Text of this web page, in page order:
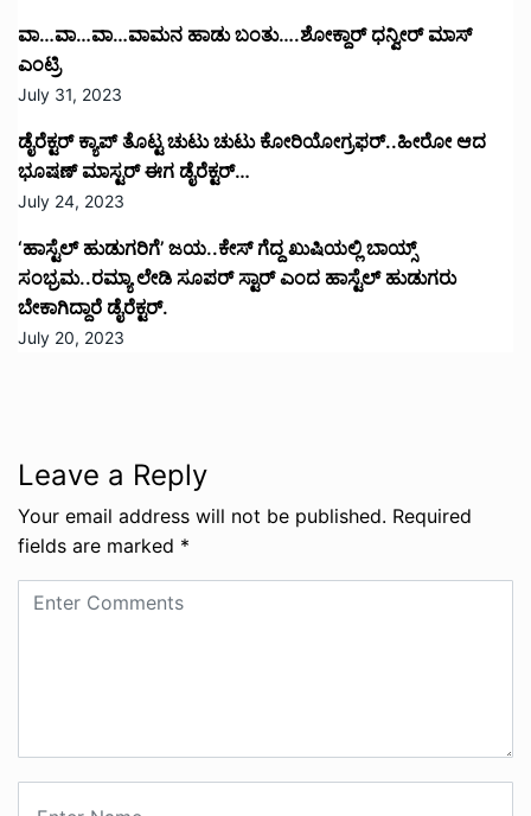
ವಾ…ವಾ…ವಾ…ವಾಮನ ಹಾಡು ಬಂತು….ಶೋಕ್ದಾರ್ ಧನ್ವೀರ್ ಮಾಸ್
ಎಂಟ್ರಿ
July 31, 2023
ಡೈರೆಕ್ಟರ್ ಕ್ಯಾಪ್ ತೊಟ್ಟ ಚುಟು ಚುಟು ಕೋರಿಯೋಗ್ರಫರ್..ಹೀರೋ ಆದ
ಭೂಷಣ್ ಮಾಸ್ಟರ್ ಈಗ ಡೈರೆಕ್ಟರ್…
July 24, 2023
‘ಹಾಸ್ಟೆಲ್ ಹುಡುಗರಿಗೆ’ ಜಯ..ಕೇಸ್ ಗೆದ್ದ ಖುಷಿಯಲ್ಲಿ ಬಾಯ್ಸ್
ಸಂಭ್ರಮ..ರಮ್ಯಾ ಲೇಡಿ ಸೂಪರ್ ಸ್ಟಾರ್ ಎಂದ ಹಾಸ್ಟೆಲ್ ಹುಡುಗರು
ಬೇಕಾಗಿದ್ದಾರೆ ಡೈರೆಕ್ಟರ್.
July 20, 2023
Leave a Reply
Your email address will not be published. Required
fields are marked *